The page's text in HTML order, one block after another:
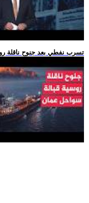
.. تسرب نفطي بعد جنوح ناقلة